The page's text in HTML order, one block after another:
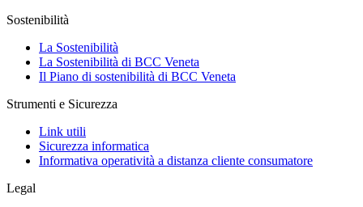
Sostenibilità
La Sostenibilità
La Sostenibilità di BCC Veneta
Il Piano di sostenibilità di BCC Veneta
Strumenti e Sicurezza
Link utili
Sicurezza informatica
Informativa operatività a distanza cliente consumatore
Legal